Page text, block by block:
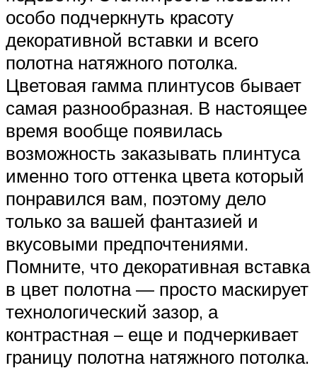
особо подчеркнуть красоту
декоративной вставки и всего
полотна натяжного потолка.
Цветовая гамма плинтусов бывает
самая разнообразная. В настоящее
время вообще появилась
возможность заказывать плинтуса
именно того оттенка цвета который
понравился вам, поэтому дело
только за вашей фантазией и
вкусовыми предпочтениями.
Помните, что декоративная вставка
в цвет полотна — просто маскирует
технологический зазор, а
контрастная – еще и подчеркивает
границу полотна натяжного потолка.